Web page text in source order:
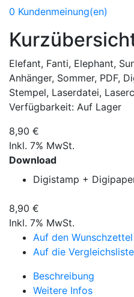
0 Kundenmeinung(en)
Elefant, Fanti, Elephant,
Anhänger, Sommer, PDF,
Stempel, Laserdatei,
Verfügbarkeit: Auf Lager
8,90 €
Inkl. 7% MwSt.
Download
Digistamp +
8,90 €
Inkl. 7% MwSt.
Auf den Wunschzettel
Auf die Vergleichsliste
Beschreibung
Weitere Infos